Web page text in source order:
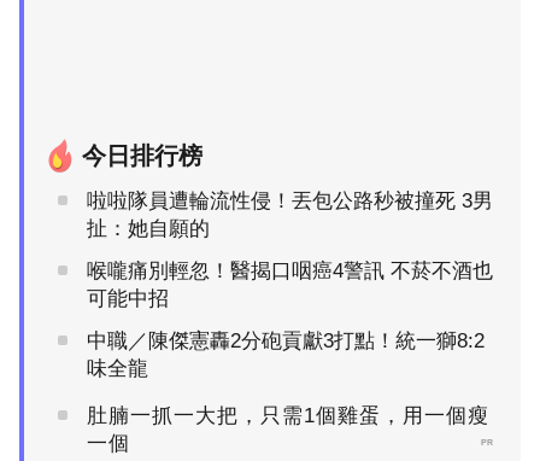
今日排行榜
啦啦隊員遭輪流性侵！丟包公路秒被撞死 3男
扯：她自願的
喉嚨痛別輕忽！醫揭口咽癌4警訊 不菸不酒也
可能中招
中職／陳傑憲轟2分砲貢獻3打點！統一獅8:2
味全龍
肚腩一抓一大把，只需1個雞蛋，用一個瘦
一個
PR